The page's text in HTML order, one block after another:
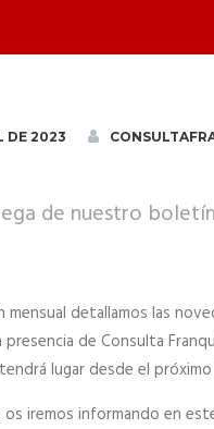
DE 2023
de nuestro
detallamos las
de Consulta
lugar desde el
os iremos informando en